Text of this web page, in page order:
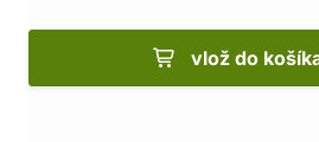
vlož do